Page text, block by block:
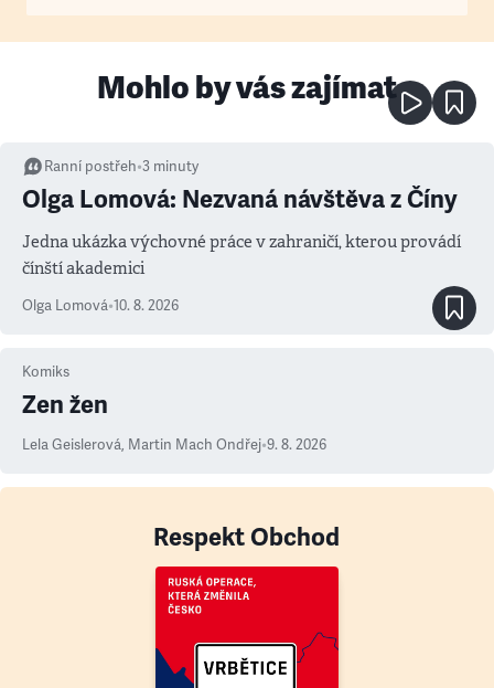
Mohlo by vás zajímat
Ranní postřeh•3 minuty
Olga Lomová: Nezvaná návštěva z Číny
Jedna ukázka výchovné práce v zahraničí, kterou provádí
čínští akademici
Olga Lomová•10. 8. 2026
Komiks
Zen žen
Lela Geislerová, Martin Mach Ondřej•9. 8. 2026
Respekt Obchod